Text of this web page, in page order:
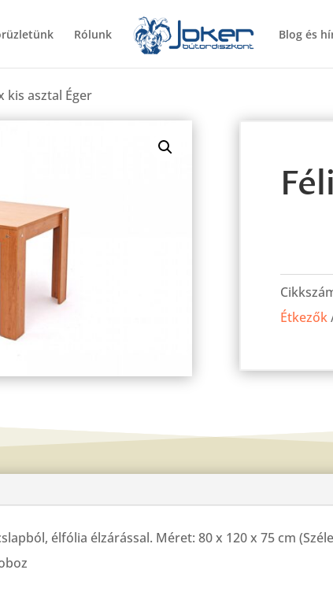
Rólunk Blog és
kis asztal Éger
kis
asztal
Éger
Étkezők
élfólia élzárással. Méret: 80 x 120 x 75 cm